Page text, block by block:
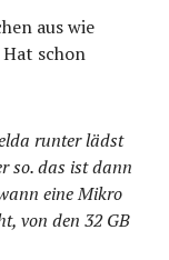
aus wie
Hat schon
runter lädst
so. das ist dann
eine Mikro
von den 32 GB